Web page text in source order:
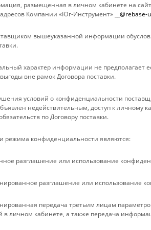
Новости
Контакты
Сертификаты
Документы
Условия оплаты
Условия доставки
Гарантия на товар
файлы cookie, разработанные нашими
с пользователями и обслуживание.
размещенная в личном кабинете на
Компании «Юг-Инструмент»
вышеуказанной информации
характер информации не предполагает
вне рамок Договора поставки.
условий о конфиденциальности
недействительным, доступ к личному
по Договору поставки.
режима конфиденциальности являются:
разглашение или использование
разглашение или использование
передача третьим лицам
личном кабинете, а также передача